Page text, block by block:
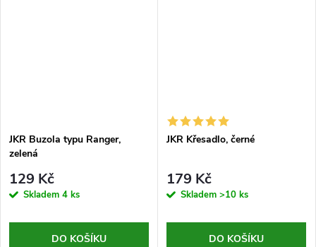
JKR Buzola typu Ranger,
zelená
129 Kč
Skladem 4 ks
DO KOŠÍKU
JKR Křesadlo, černé
179 Kč
Skladem >10 ks
DO KOŠÍKU